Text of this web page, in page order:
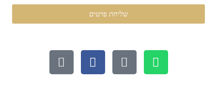
שליחת פרטים